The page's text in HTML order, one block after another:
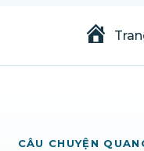
CÂU CHUYỆN